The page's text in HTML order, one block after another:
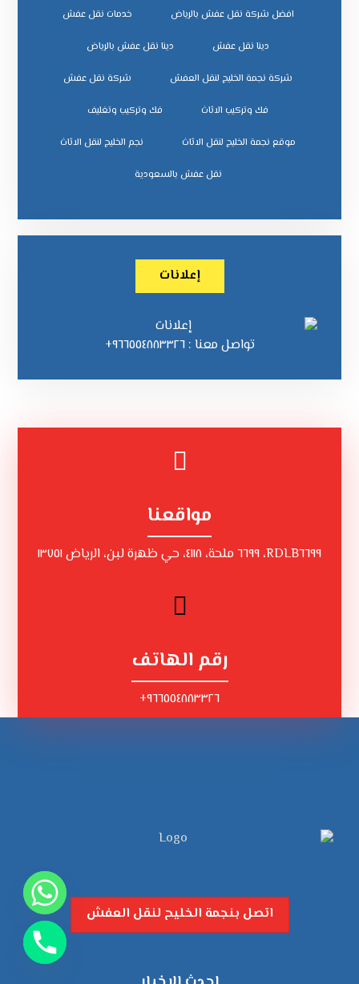
افضل شركة نقل عفش بالرياض خدمات نقل عفش
دينا نقل عفش دينا نقل عفش بالرياض
شركة نجمة الخليج لنقل العفش شركة نقل عفش
فك وتركيب الاثاث فك وتركيب وتغليف
موقع نجمة الخليج لنقل الاثاث نجم الخليج لنقل الاثاث
نقل عفش بالسعودية
إعلانات
تواصل معنا : ٩٦٦٥٥٤٨٨٣٣٢٦+
مواقعنا
RDLB٦٦٩٩، ٦٦٩٩ ملحة، ٤١١٨، حي ظهرة لبن، الرياض ١٣٧٥١
رقم الهاتف
٩٦٦٥٥٤٨٨٣٣٢٦+
اتصل بنجمة الخليح لنقل العفش